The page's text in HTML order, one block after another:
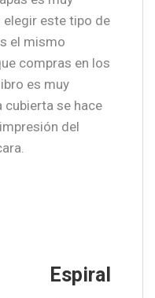
elegir este tipo de
el mismo
compras en los
es muy
cubierta se hace
del
Espiral